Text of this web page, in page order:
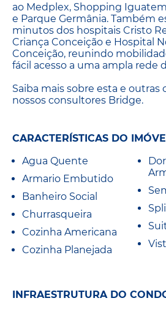
ao Medplex, Shopping
e Parque Germânia. Também
minutos dos hospitais Cristo
Criança Conceição e Hospital
Conceição, reunindo
fácil acesso a uma ampla rede
Saiba mais sobre esta e
nossos consultores Bridge.
CARACTERÍSTICAS DO
Agua Quente
Armario Embutido
Banheiro Social
Churrasqueira
Cozinha Americana
Cozinha Planejada
INFRAESTRUTURA DO